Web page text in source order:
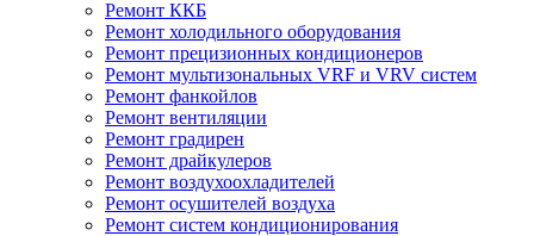
Ремонт ККБ
Ремонт холодильного оборудования
Ремонт прецизионных кондиционеров
Ремонт мультизональных VRF и VRV систем
Ремонт фанкойлов
Ремонт вентиляции
Ремонт градирен
Ремонт драйкулеров
Ремонт воздухоохладителей
Ремонт осушителей воздуха
Ремонт систем кондиционирования